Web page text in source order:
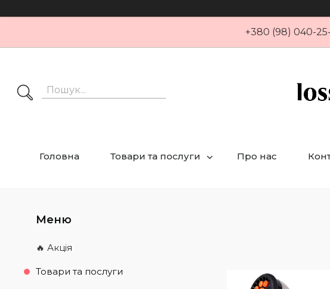
+380 (98) 040-
Головна Товари та послуги Про нас
🔥 Акція
Товари та послуги